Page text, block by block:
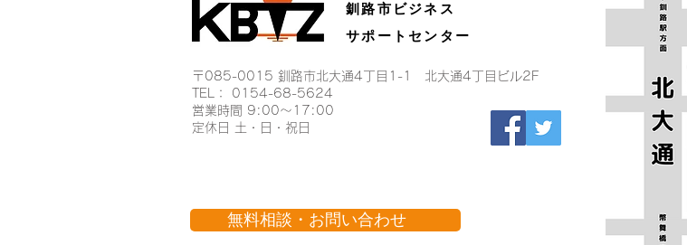
釧路市ビジネス
サポートセンター
〒085-0015 釧路市北大通4丁目1-1 北大通4丁目ビル2F
TEL： 0154-68-5624
営業時間 9:00〜17:00​
定休日 土・日・祝日
無料相談・お問い合わせ